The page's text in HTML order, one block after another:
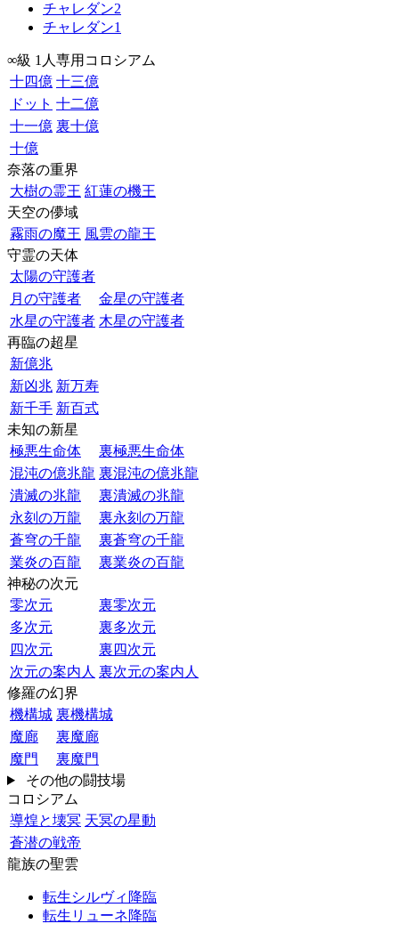
チャレダン2
チャレダン1
∞級 1人専用コロシアム
十四億 十三億
ドット 十二億
十一億 裏十億
十億
奈落の重界
大樹の霊王 紅蓮の機王
天空の儚域
霧雨の魔王 風雲の龍王
守霊の天体
太陽の守護者
月の守護者
金星の守護者
水星の守護者 木星の守護者
再臨の超星
新億兆
新凶兆 新万寿
新千手 新百式
未知の新星
極悪生命体
裏極悪生命体
混沌の億兆龍 裏混沌の億兆龍
潰滅の兆龍
裏潰滅の兆龍
永刻の万龍
裏永刻の万龍
蒼穹の千龍
裏蒼穹の千龍
業炎の百龍
裏業炎の百龍
神秘の次元
零次元
裏零次元
多次元
裏多次元
四次元
裏四次元
次元の案内人 裏次元の案内人
修羅の幻界
機構城 裏機構城
魔廊
裏魔廊
魔門
裏魔門
その他の闘技場
コロシアム
導煌と壊冥 天冥の星動
蒼潜の戦帝
龍族の聖雲
転生シルヴィ降臨
転生リューネ降臨